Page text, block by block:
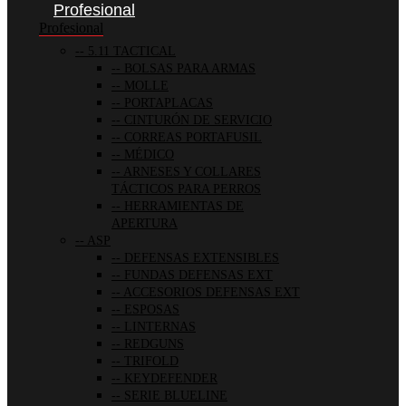
Profesional
Profesional
5.11 TACTICAL
BOLSAS PARA ARMAS
MOLLE
PORTAPLACAS
CINTURÓN DE SERVICIO
CORREAS PORTAFUSIL
MÉDICO
ARNESES Y COLLARES
TÁCTICOS PARA PERROS
HERRAMIENTAS DE
APERTURA
ASP
DEFENSAS EXTENSIBLES
FUNDAS DEFENSAS EXT
ACCESORIOS DEFENSAS EXT
ESPOSAS
LINTERNAS
REDGUNS
TRIFOLD
KEYDEFENDER
SERIE BLUELINE